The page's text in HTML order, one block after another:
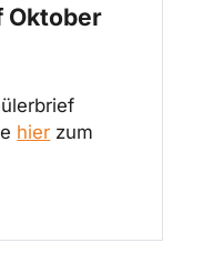
Oktober
hier zum